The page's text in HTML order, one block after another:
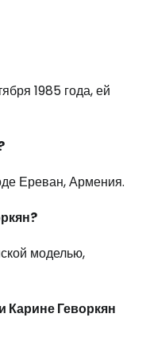
1985 года, ей
Ереван, Армения.
моделью,
Карине Геворкян